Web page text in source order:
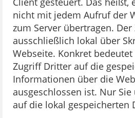
nicht mit jedem Aufruf der
zum Server übertragen.
ausschließlich lokal über
Webseite. Konkret bedeutet
Zugriff Dritter auf die
Informationen über die
ausgeschlossen ist. Nur
auf die lokal gespeicherten